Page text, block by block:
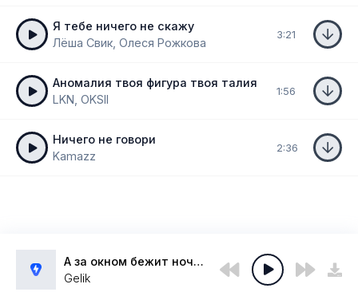
Я тебе ничего не скажу
Лёша Свик, Олеся Рожкова
3:21
Аномалия твоя фигура твоя талия
LKN, OKSII
1:56
Ничего не говори
Kamazz
2:36
А за окном бежит ночь по улицам
Gelik